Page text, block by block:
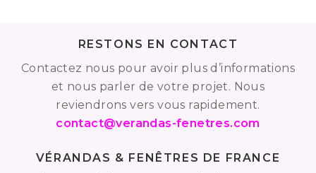
RESTONS EN CONTACT
Contactez nous pour avoir plus d’informations
et nous parler de votre projet. Nous
reviendrons vers vous rapidement.
contact@verandas-fenetres.com
VÉRANDAS & FENÊTRES DE FRANCE